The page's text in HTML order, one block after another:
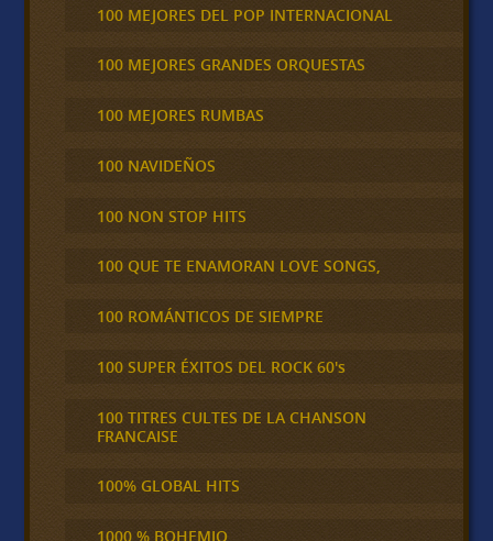
100 MEJORES DEL POP INTERNACIONAL
100 MEJORES GRANDES ORQUESTAS
100 MEJORES RUMBAS
100 NAVIDEÑOS
100 NON STOP HITS
100 QUE TE ENAMORAN LOVE SONGS,
100 ROMÁNTICOS DE SIEMPRE
100 SUPER ÉXITOS DEL ROCK 60's
100 TITRES CULTES DE LA CHANSON
FRANCAISE
100% GLOBAL HITS
1000 % BOHEMIO